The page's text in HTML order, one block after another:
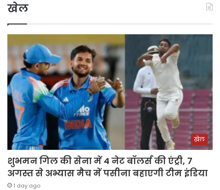
खेल
खेल
शुभमन गिल की सेना में 4 नेट बॉलर्स की एंट्री, 7
अगस्त से अभ्यास मैच में पसीना बहाएगी टीम इंडिया
1 day ago